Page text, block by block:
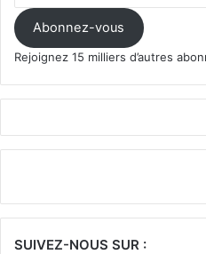
mail Abonnez-vous
Rejoignez 15 milliers d’autres
SUIVEZ-NOUS SUR :